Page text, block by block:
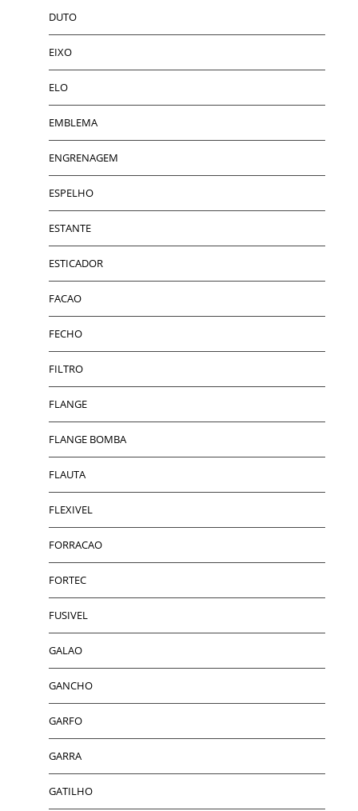
DUTO
EIXO
ELO
EMBLEMA
ENGRENAGEM
ESPELHO
ESTANTE
ESTICADOR
FACAO
FECHO
FILTRO
FLANGE
FLANGE BOMBA
FLAUTA
FLEXIVEL
FORRACAO
FORTEC
FUSIVEL
GALAO
GANCHO
GARFO
GARRA
GATILHO